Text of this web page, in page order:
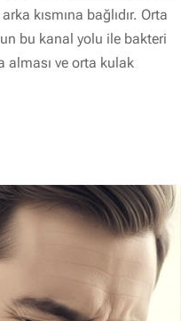
kısmına bağlıdır. Orta
bu kanal yolu ile bakteri
alması ve orta kulak